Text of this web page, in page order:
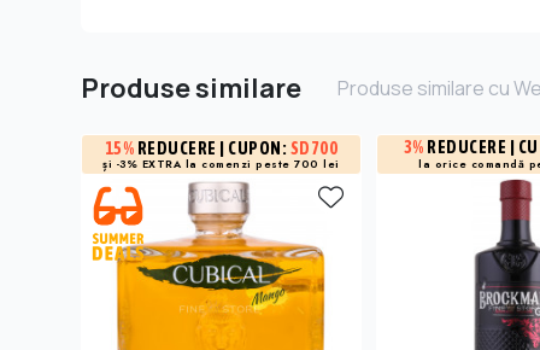
Produse similare Produse similare cu
15% REDUCERE | CUPON: SD700
și -3% EXTRA la comenzi peste 700 lei
3% REDUCERE |
la orice comandă